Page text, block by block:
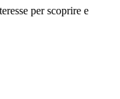
per scoprire e